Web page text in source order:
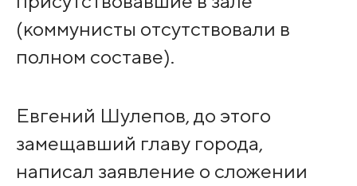
(коммунисты отсутствовали в
полном составе).
Евгений Шулепов, до этого
замещавший главу города,
написал заявление о сложении